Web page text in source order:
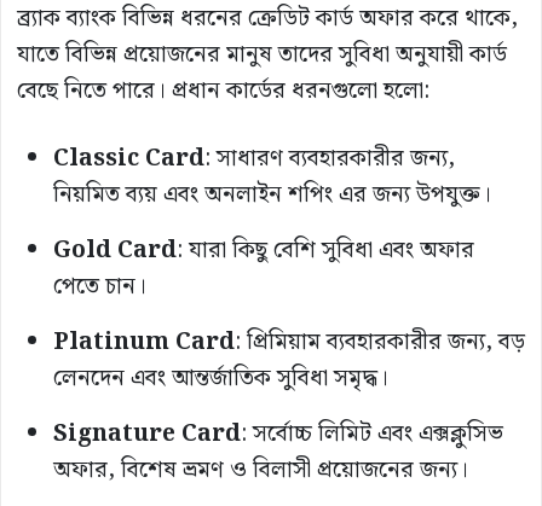
ব্র্যাক ব্যাংক বিভিন্ন ধরনের ক্রেডিট কার্ড অফার করে থাকে,
যাতে বিভিন্ন প্রয়োজনের মানুষ তাদের সুবিধা অনুযায়ী কার্ড
বেছে নিতে পারে। প্রধান কার্ডের ধরনগুলো হলো:
Classic Card: সাধারণ ব্যবহারকারীর জন্য,
নিয়মিত ব্যয় এবং অনলাইন শপিং এর জন্য উপযুক্ত।
Gold Card: যারা কিছু বেশি সুবিধা এবং অফার
পেতে চান।
Platinum Card: প্রিমিয়াম ব্যবহারকারীর জন্য, বড়
লেনদেন এবং আন্তর্জাতিক সুবিধা সমৃদ্ধ।
Signature Card: সর্বোচ্চ লিমিট এবং এক্সক্লুসিভ
অফার, বিশেষ ভ্রমণ ও বিলাসী প্রয়োজনের জন্য।